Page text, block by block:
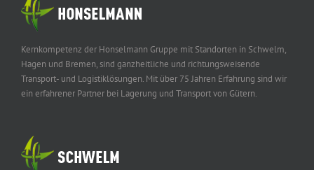
Kernkompetenz der Honselmann Gruppe mit Standorten in Schwelm,
Hagen und Bremen, sind ganzheitliche und richtungsweisende
Transport- und Logistiklösungen. Mit über 75 Jahren Erfahrung sind wir
ein erfahrener Partner bei Lagerung und Transport von Gütern.